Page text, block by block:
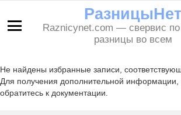
РазницыНет
Raznicynet.com — свервис по
разницы во всем
Не найдены избранные записи,
Для получения дополнительной информации,
обратитесь к документации.